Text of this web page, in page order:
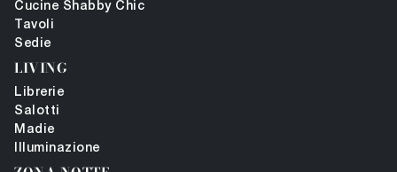
Cucine Shabby Chic
Tavoli
Sedie
LIVING
Librerie
Salotti
Madie
Illuminazione